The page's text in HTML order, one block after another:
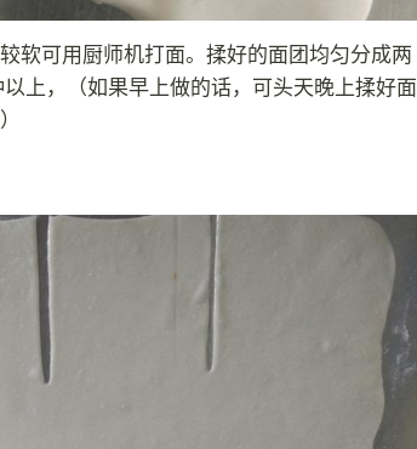
软可用厨师机打面。揉好的面团均匀分成两
上，（如果早上做的话，可头天晚上揉好面